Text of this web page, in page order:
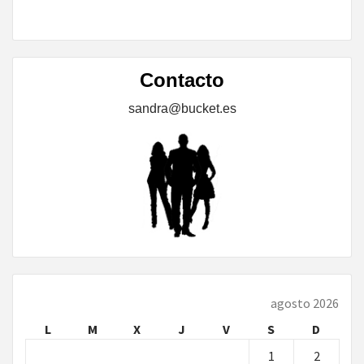
Contacto
sandra@bucket.es
agosto 2026
L
M X J V S
D
1
2